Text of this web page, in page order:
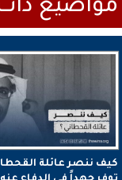
كيف ننصر عائلة